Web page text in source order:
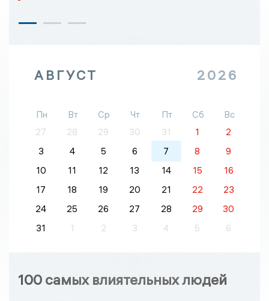
АВГУСТ 2026
Пн Вт Ср Чт Пт Сб
Вс
27
28 29 30 31 1
2
3
4 5 6 7 8
9
10
11 12 13 14 15
16
17
18 19 20 21 22
23
24
25 26 27 28 29
30
31
1 2 3 4 5 6
100 самых влиятельных людей